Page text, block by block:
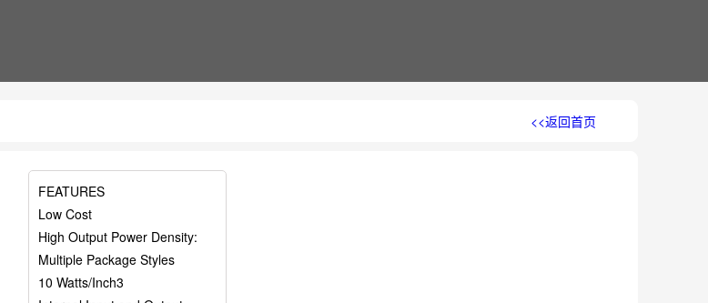
<<返回首页
FEATURES
Low Cost
High Output Power Density:
Multiple Package Styles
10 Watts/Inch3